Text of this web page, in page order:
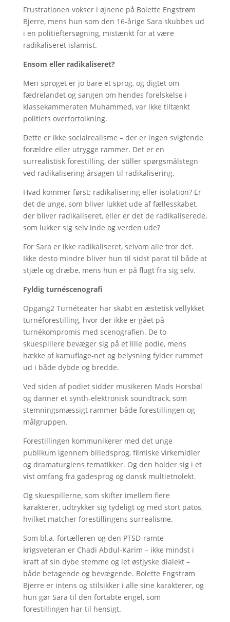
Frustrationen vokser i øjnene på Bolette Engstrøm
Bjerre, mens hun som den 16-årige Sara skubbes ud
i en politieftersøgning, mistænkt for at være
radikaliseret islamist.
Ensom eller radikaliseret?
Men sproget er jo bare et sprog, og digtet om
fædrelandet og sangen om hendes forelskelse i
klassekammeraten Muhammed, var ikke tiltænkt
politiets overfortolkning.
Dette er ikke socialrealisme – der er ingen svigtende
forældre eller utrygge rammer. Det er en
surrealistisk forestilling, der stiller spørgsmålstegn
ved radikalisering årsagen til radikalisering.
Hvad kommer først; radikalisering eller isolation? Er
det de unge, som bliver lukket ude af fællesskabet,
der bliver radikaliseret, eller er det de radikaliserede,
som lukker sig selv inde og verden ude?
For Sara er ikke radikaliseret, selvom alle tror det.
Ikke desto mindre bliver hun til sidst parat til både at
stjæle og dræbe, mens hun er på flugt fra sig selv.
Fyldig turnéscenografi
Opgang2 Turnéteater har skabt en æstetisk vellykket
turnéforestilling, hvor der ikke er gået på
turnékompromis med scenografien. De to
skuespillere bevæger sig på et lille podie, mens
hække af kamuflage-net og belysning fylder rummet
ud i både dybde og bredde.
Ved siden af podiet sidder musikeren Mads Horsbøl
og danner et synth-elektronisk soundtrack, som
stemningsmæssigt rammer både forestillingen og
målgruppen.
Forestillingen kommunikerer med det unge
publikum igennem billedsprog, filmiske virkemidler
og dramaturgiens tematikker. Og den holder sig i et
vist omfang fra gadesprog og dansk multietnolekt.
Og skuespillerne, som skifter imellem flere
karakterer, udtrykker sig tydeligt og med stort patos,
hvilket matcher forestillingens surrealisme.
Som bl.a. fortælleren og den PTSD-ramte
krigsveteran er Chadi Abdul-Karim – ikke mindst i
kraft af sin dybe stemme og let østjyske dialekt –
både betagende og bevægende. Bolette Engstrøm
Bjerre er intens og stilsikker i alle sine karakterer, og
hun gør Sara til den fortabte engel, som
forestillingen har til hensigt.